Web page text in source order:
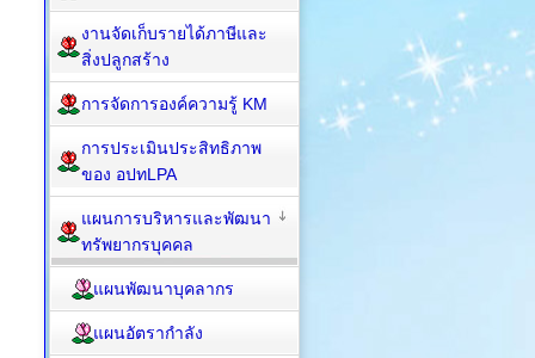
งานจัดเก็บรายได้ภาษีและ
สิ่งปลูกสร้าง
การจัดการองค์ความรู้ KM
การประเมินประสิทธิภาพ
ของ อปทLPA
แผนการบริหารและพัฒนา
ทรัพยากรบุคคล
แผนพัฒนาบุคลากร
แผนอัตรากำลัง